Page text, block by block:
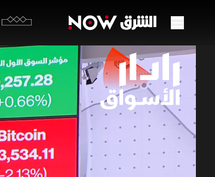
الثقافية